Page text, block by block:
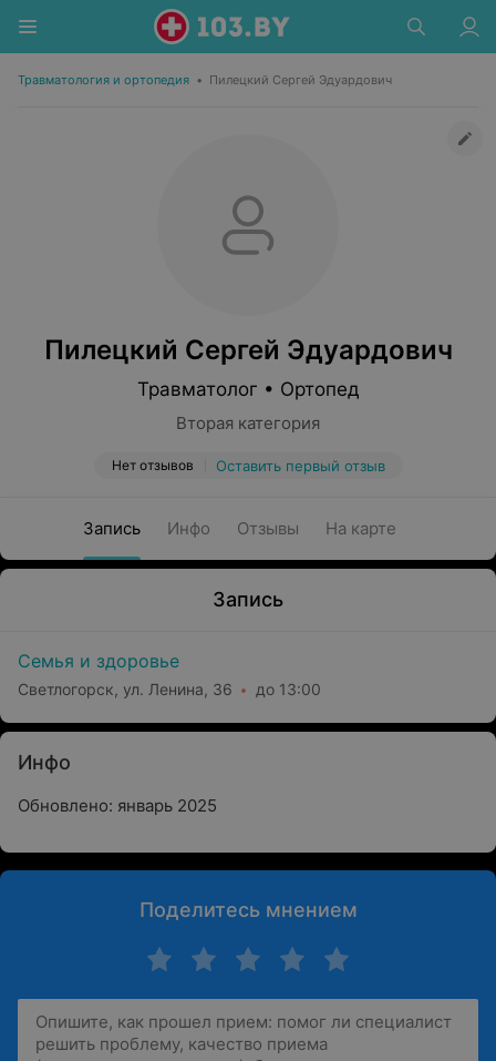
Травматология и ортопедия • Пилецкий Сергей Эдуардович
Пилецкий Сергей Эдуардович
Травматолог • Ортопед
Вторая категория
Нет отзывов Оставить первый отзыв
Запись Инфо Отзывы На карте
Запись
Семья и здоровье
Светлогорск, ул. Ленина, 36 до 13:00
Инфо
Обновлено: январь 2025
Поделитесь мнением